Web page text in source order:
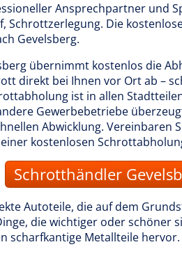
Ansprechpartner und
Schrottzerlegung. Die
Gevelsberg.
übernimmt kostenlos die
direkt bei Ihnen vor Ort ab –
ist in allen
Gewerbebetriebe
Abwicklung.
kostenlosen
Schrotthändler
Autoteile, die auf dem
die wichtiger oder schöner
scharfkantige Metallteile